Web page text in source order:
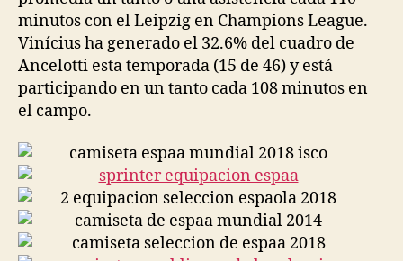
minutos con el Leipzig en Champions League.
Vinícius ha generado el 32.6% del cuadro de
Ancelotti esta temporada (15 de 46) y está
participando en un tanto cada 108 minutos en
el campo.